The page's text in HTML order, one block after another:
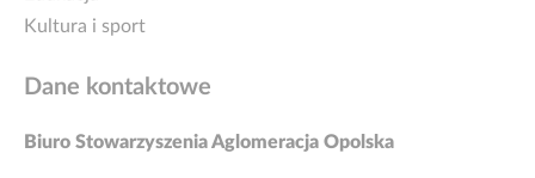
Kultura i sport
Dane kontaktowe
Biuro Stowarzyszenia Aglomeracja Opolska